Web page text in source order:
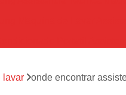
Tecnica Ar
lavar onde encontrar